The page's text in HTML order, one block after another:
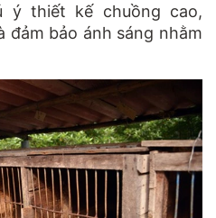
ý thiết kế chuồng cao,
đảm bảo ánh sáng nhằm